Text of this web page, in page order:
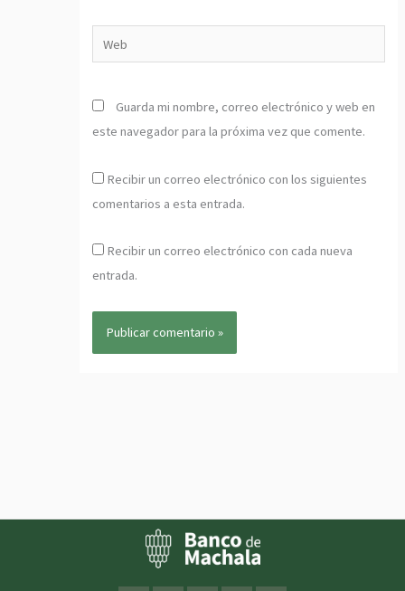
Guarda mi nombre, correo electrónico y web en
este navegador para la próxima vez que comente.
Recibir un correo electrónico con los siguientes
comentarios a esta entrada.
Recibir un correo electrónico con cada nueva
entrada.